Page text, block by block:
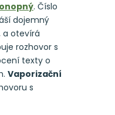
. Číslo
dojemný
a otevírá
rozhovor s
texty o
Vaporizační
s